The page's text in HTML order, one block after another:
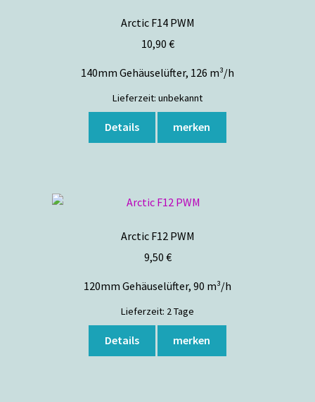
Arctic F14 PWM
10,90 €
140mm Gehäuselüfter, 126 m³/h
Lieferzeit: unbekannt
Details merken
Arctic F12 PWM
9,50 €
120mm Gehäuselüfter, 90 m³/h
Lieferzeit: 2 Tage
Details merken